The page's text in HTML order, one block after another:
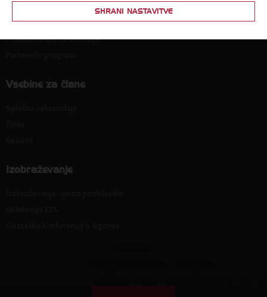
Lestvica za določitev članarine
Ponudba in povpraševanje
Vsebine za člane
Izobraževanje
SHRANI NASTAVITVE